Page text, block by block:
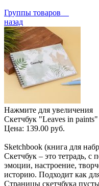
Группы товаров
назад
Нажмите для увеличения
Скетчбук "Leaves in
Цена: 139.00 руб.
Sketchbook (книга для
Скетчбук – это тетрадь,
эмоции, настроение,
историю. Подходит как
Страницы скетчбука